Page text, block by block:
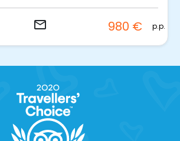
email 980 € p.p.